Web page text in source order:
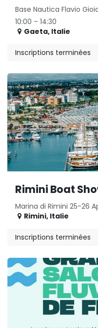
Base Nautica Flavio
10:00 – 14:30
Gaeta, Italie
Inscriptions terminées
Rimini Boat
Marina di Rimini 25-26
Rimini, Italie
Inscriptions terminées